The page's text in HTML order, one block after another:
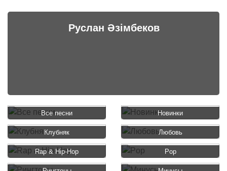
Руслан Әзімбеков
Все песни Новинки
Клубняк Любовь
Rap & Hip-Hop Pop